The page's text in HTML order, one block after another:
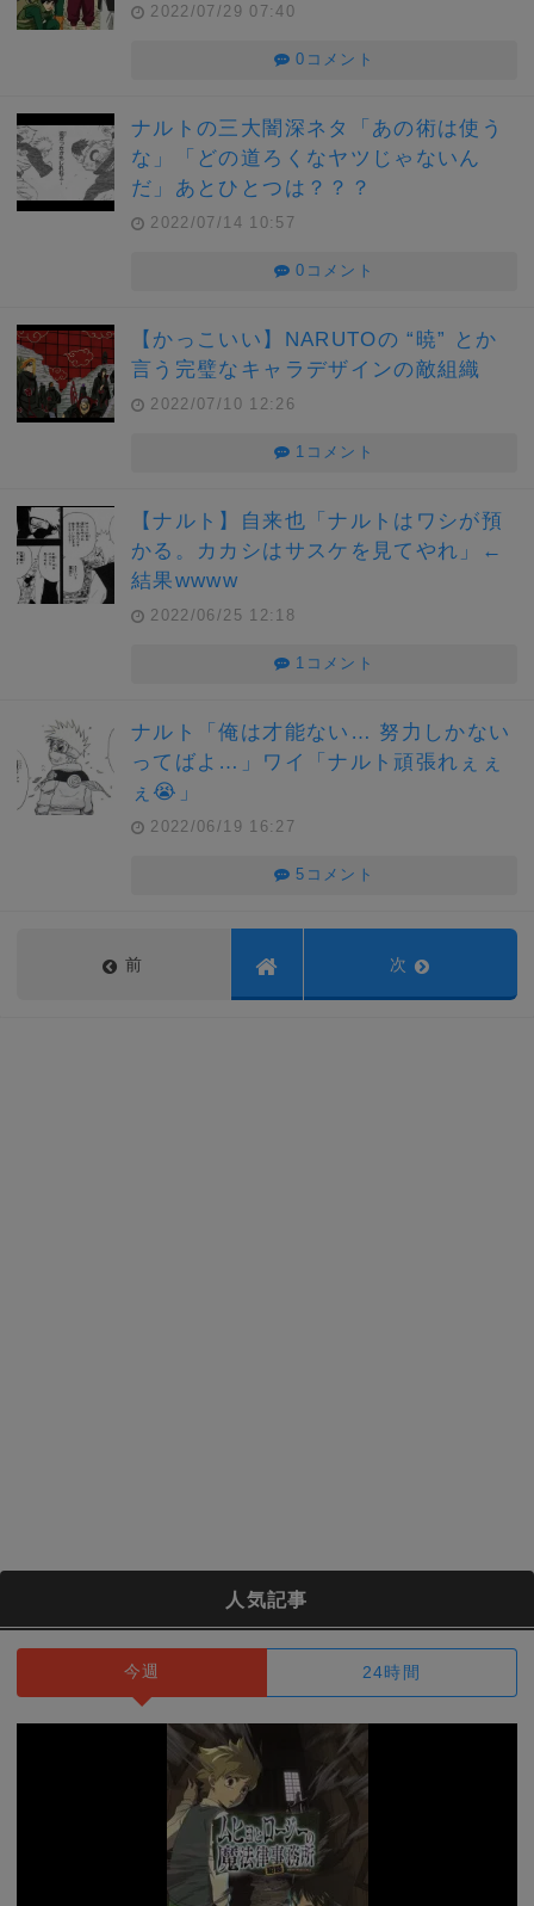
2022/07/29 07:40
0コメント
ナルトの三大闇深ネタ「あの術は使う
な」「どの道ろくなヤツじゃないん
だ」あとひとつは？？？
2022/07/14 10:57
0コメント
【かっこいい】NARUTOの “暁” とか
言う完璧なキャラデザインの敵組織
2022/07/10 12:26
1コメント
【ナルト】自来也「ナルトはワシが預
かる。カカシはサスケを見てやれ」←
結果wwww
2022/06/25 12:18
1コメント
ナルト「俺は才能ない… 努力しかない
ってばよ…」ワイ「ナルト頑張れぇぇ
ぇ😭」
2022/06/19 16:27
5コメント
前 次
人気記事
今週 24時間